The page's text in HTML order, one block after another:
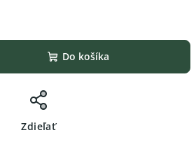
Do košíka
Zdieľať